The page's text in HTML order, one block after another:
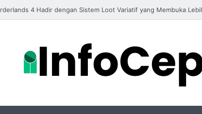
Sports FC 26 Resmi Membawa Gameplay Lebih Realistis dengan